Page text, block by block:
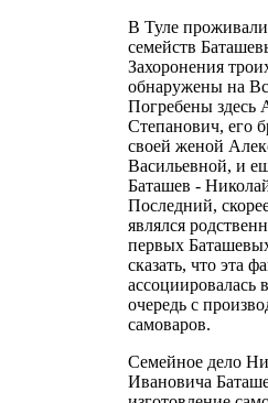
В Туле проживали
семейств
Захоронения
обнаружены на
Погребены здесь
Степанович, его
своей женой
Васильевной, и
Баташев -
Последний,
являлся
первых
сказать, что эта
ассоциировалась
очередь с
самоваров.
Семейное дело
Ивановича